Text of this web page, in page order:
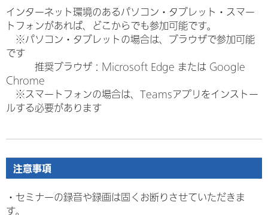
インターネット環境のあるパソコン・タブレット・スマー
トフォンがあれば、どこからでも参加可能です。
※パソコン・タブレットの場合は、ブラウザで参加可能
です
推奨ブラウザ：Microsoft Edge または Google
Chrome
※スマートフォンの場合は、Teamsアプリをインストー
ルする必要があります
注意事項
・セミナーの録音や録画は固くお断りさせていただきま
す。